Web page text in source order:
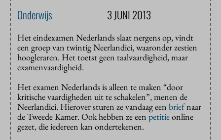
Onderwijs 3 JUNI 2013
Het eindexamen Nederlands slaat nergens op, vindt
een groep van twintig Neerlandici, waaronder zestien
hoogleraren. Het toetst geen taalvaardigheid, maar
examenvaardigheid.
Het examen Nederlands is alleen te maken “door
kritische vaardigheden uit te schakelen”, menen de
Neerlandici. Hierover sturen ze vandaag een briefnaar
de Tweede Kamer. Ook hebben ze een petitieonline
gezet, die iedereen kan ondertekenen.